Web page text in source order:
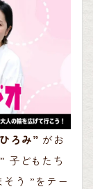
ろみ” がお
子どもたち
う ”をテー